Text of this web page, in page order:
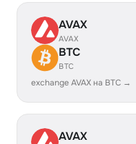
AVAX
AVAX
BTC
BTC
exchange AVAX на BTC →
AVAX